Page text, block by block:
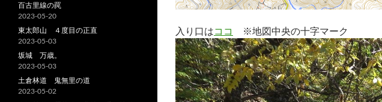
入り口はココ ※地図中央の十字マーク
百古里線の罠
2023-05-20
東太郎山 ４度目の正直
2023-05-03
坂城 万歳。
2023-05-03
土倉林道 鬼無里の道
2023-05-02